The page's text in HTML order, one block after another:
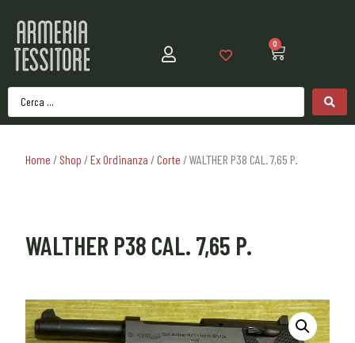
0
Home / Shop /Ex Ordinanza /Corte / WALTHER P38 CAL. 7,65 P.
WALTHER P38 CAL. 7,65 P.